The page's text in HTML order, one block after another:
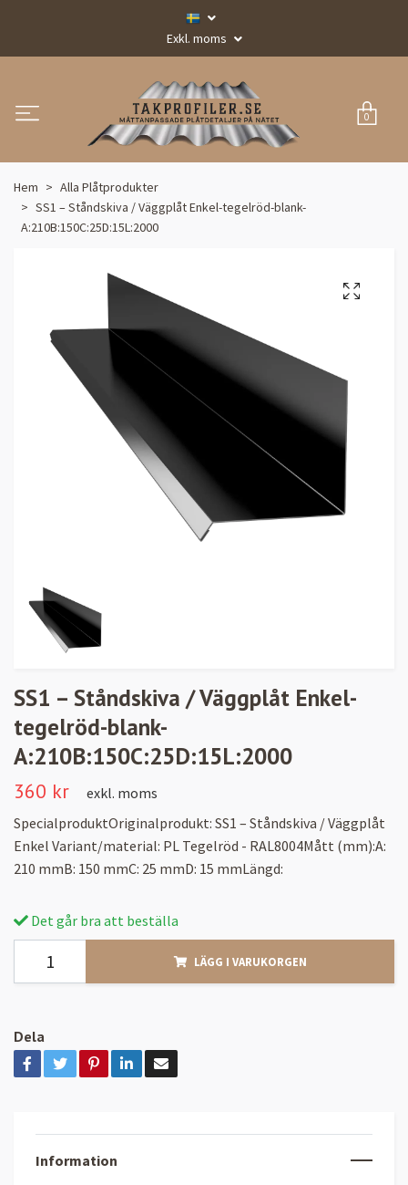
Exkl. moms
0
Hem
Alla Plåtprodukter
SS1 – Ståndskiva / Väggplåt Enkel-tegelröd-blank-
A:210B:150C:25D:15L:2000
SS1 – Ståndskiva / Väggplåt Enkel-
tegelröd-blank-
A:210B:150C:25D:15L:2000
360 kr
exkl. moms
SpecialproduktOriginalprodukt: SS1 – Ståndskiva / Väggplåt
Enkel Variant/material: PL Tegelröd - RAL8004Mått (mm):A:
210 mmB: 150 mmC: 25 mmD: 15 mmLängd:
Det går bra att beställa
LÄGG I VARUKORGEN
Dela
Information